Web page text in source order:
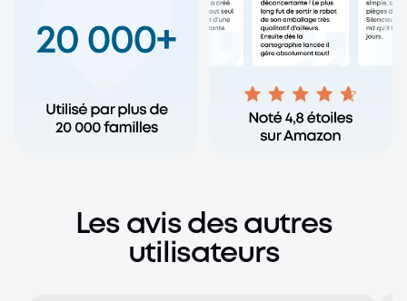
Les avis des autres
utilisateurs